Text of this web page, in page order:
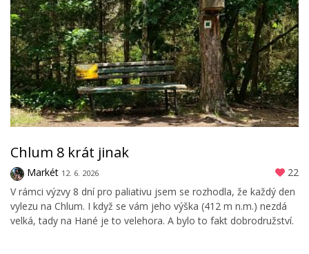
Chlum 8 krát jinak
Markét 12. 6. 2026
22
V rámci výzvy 8 dní pro paliativu jsem se rozhodla, že každý den
vylezu na Chlum. I když se vám jeho výška (412 m n.m.) nezdá
velká, tady na Hané je to velehora. A bylo to fakt dobrodružství.